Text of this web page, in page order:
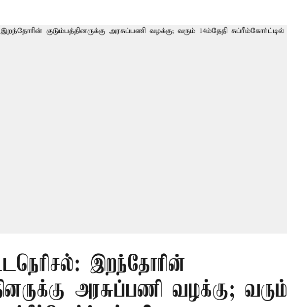
இறந்தோரின்
அரசுப்பணி வழக்கு; வரும்